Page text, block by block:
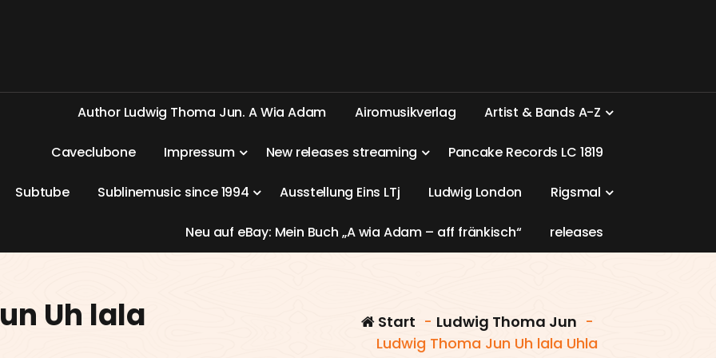
Author Ludwig Thoma Jun. AWia Adam Airomusikverlag Artist & Bands A-Z
Caveclubone Impressum New releases streaming Pancake Records LC 1819
Subtube Sublinemusic since1994 Ausstellung Eins LTj Ludwig London Rigsmal
Neu auf eBay: Mein Buch „Awia Adam – aff fränkisch“ releases
Uh lala
Start - Ludwig Thoma Jun -
Ludwig Thoma Jun Uh lala Uhla